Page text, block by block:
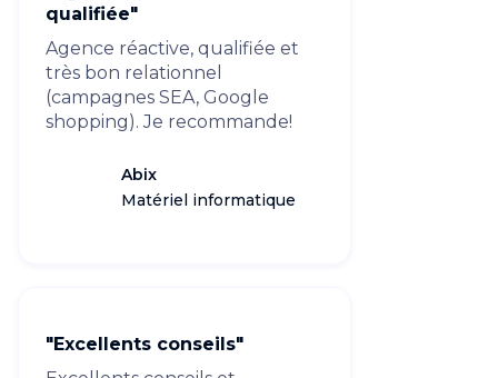
qualifiée"
Agence réactive, qualifiée et
très bon relationnel
(campagnes SEA, Google
shopping). Je recommande!
Abix
Matériel informatique
"Excellents conseils"